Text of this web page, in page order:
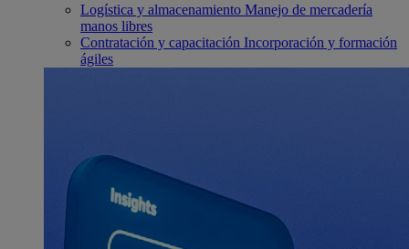
Logística y almacenamiento Manejo de mercadería
manos libres
Contratación y capacitación Incorporación y formación
ágiles